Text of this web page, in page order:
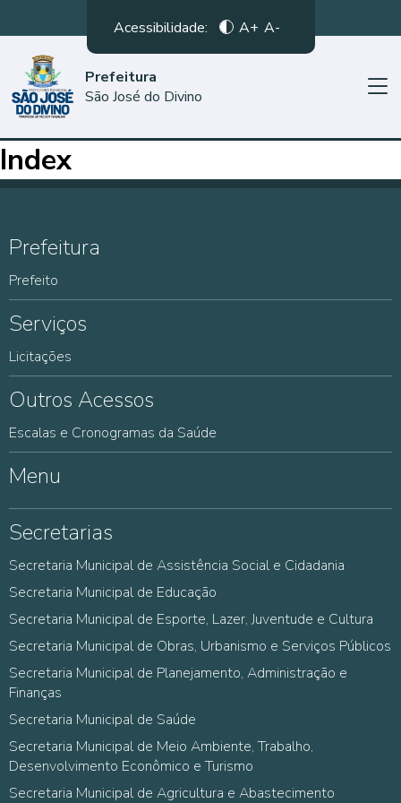
Acessibilidade: A+ A-
Prefeitura
São José do Divino
Index
Prefeitura
Prefeito
Serviços
Licitações
Outros Acessos
Escalas e Cronogramas da Saúde
Menu
Secretarias
Secretaria Municipal de Assistência Social e Cidadania
Secretaria Municipal de Educação
Secretaria Municipal de Esporte, Lazer, Juventude e Cultura
Secretaria Municipal de Obras, Urbanismo e Serviços Públicos
Secretaria Municipal de Planejamento, Administração e
Finanças
Secretaria Municipal de Saúde
Secretaria Municipal de Meio Ambiente, Trabalho,
Desenvolvimento Econômico e Turismo
Secretaria Municipal de Agricultura e Abastecimento